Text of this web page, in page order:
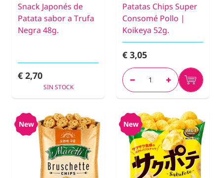
Snack Japonés de
Patata sabor a Trufa
Negra 48g.
€ 2,70
SIN STOCK
Patatas Chips Super
Consomé Pollo |
Koikeya 52g.
€ 3,05
New New